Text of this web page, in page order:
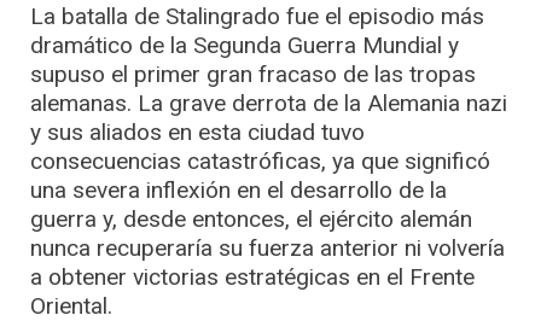
La batalla de Stalingrado fue el episodio más
dramático de la Segunda Guerra Mundial y
supuso el primer gran fracaso de las tropas
alemanas. La grave derrota de la Alemania nazi
y sus aliados en esta ciudad tuvo
consecuencias catastróficas, ya que significó
una severa inflexión en el desarrollo de la
guerra y, desde entonces, el ejército alemán
nunca recuperaría su fuerza anterior ni volvería
a obtener victorias estratégicas en el Frente
Oriental.